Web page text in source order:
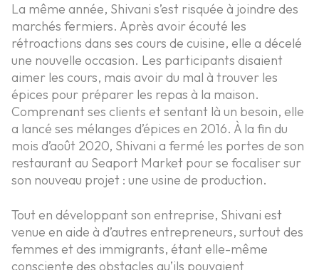
La même année, Shivani s’est risquée à joindre des
marchés fermiers. Après avoir écouté les
rétroactions dans ses cours de cuisine, elle a décelé
une nouvelle occasion. Les participants disaient
aimer les cours, mais avoir du mal à trouver les
épices pour préparer les repas à la maison.
Comprenant ses clients et sentant là un besoin, elle
a lancé ses mélanges d’épices en 2016. À la fin du
mois d’août 2020, Shivani a fermé les portes de son
restaurant au Seaport Market pour se focaliser sur
son nouveau projet : une usine de production.
Tout en développant son entreprise, Shivani est
venue en aide à d’autres entrepreneurs, surtout des
femmes et des immigrants, étant elle-même
consciente des obstacles qu’ils pouvaient